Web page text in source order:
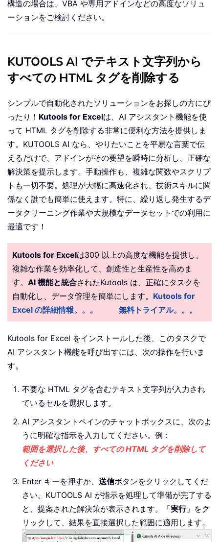
構造の場合は、VBA や専用アドインなどの高度なソリュ
ーションをご検討ください。
KUTOOLS AI でテキスト文字列から
すべての HTML タグを削除する
シンプルで自動化されたソリューションをお探しの方にぴ
ったり！ Kutools for Excelは、AI アシスタント機能を使
って HTML タグを削除する非常に便利な方法を提供しま
す。KUTOOLS AI なら、やりたいことを平易な言葉で伝
えるだけで、アドインがその要望を瞬時に分析し、正確な
解決策を提示します。手動操作も、複雑な関数やスクリプ
トも一切不要。処理が大幅に高速化され、技術スキルに関
係なく誰でも簡単に使えます。特に、繰り返し発生するデ
ータクリーニング作業や大規模なデータセットでの利用に
最適です！
Kutools for Excelは300 以上の高度な機能を提供し、
複雑な作業を効率化して、創造性と生産性を高めま
す。 AI 機能と統合されたKutools は、正確にタスクを
自動化し、データ管理を簡単にします。 Kutools for
Excel の詳細情報。。。
無料トライアル。。。
Kutools for Excel をインストールした後、このタスクで
AI アシスタント機能を呼び出すには、次の操作を行いま
す。
不要な HTML タグを含むテキスト文字列が入力され
ているセルを選択します。
AI アシスタントペインのチャットボックスに、次のよ
うに明確な指示を入力してください。例：
範囲を選択した後、すべての HTML タグを削除して
ください
Enter キーを押すか、 送信ボタンをクリックしてくだ
さい。KUTOOLS AI が指示を処理して準備が完了する
と、提案された解決策が表示されます。「実行」をク
リックして、結果を直接選択した範囲に適用します。